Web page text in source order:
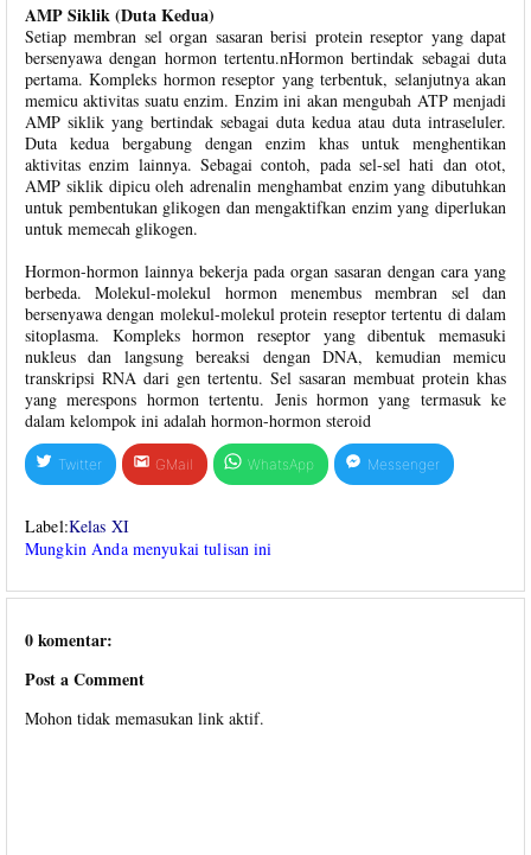
AMP Siklik (Duta Kedua)
Setiap membran sel organ sasaran berisi protein reseptor yang dapat
bersenyawa dengan hormon tertentu.nHormon bertindak sebagai duta
pertama. Kompleks hormon reseptor yang terbentuk, selanjutnya akan
memicu aktivitas suatu enzim. Enzim ini akan mengubah ATP menjadi
AMP siklik yang bertindak sebagai duta kedua atau duta intraseluler.
Duta kedua bergabung dengan enzim khas untuk menghentikan
aktivitas enzim lainnya. Sebagai contoh, pada sel-sel hati dan otot,
AMP siklik dipicu oleh adrenalin menghambat enzim yang dibutuhkan
untuk pembentukan glikogen dan mengaktifkan enzim yang diperlukan
untuk memecah glikogen.
Hormon-hormon lainnya bekerja pada organ sasaran dengan cara yang
berbeda. Molekul-molekul hormon menembus membran sel dan
bersenyawa dengan molekul-molekul protein reseptor tertentu di dalam
sitoplasma. Kompleks hormon reseptor yang dibentuk memasuki
nukleus dan langsung bereaksi dengan DNA, kemudian memicu
transkripsi RNA dari gen tertentu. Sel sasaran membuat protein khas
yang merespons hormon tertentu. Jenis hormon yang termasuk ke
dalam kelompok ini adalah hormon-hormon steroid
Twitter GMail WhatsApp Messenger
Label:Kelas XI
Mungkin Anda menyukai tulisan ini
0 komentar:
Post a Comment
Mohon tidak memasukan link aktif.